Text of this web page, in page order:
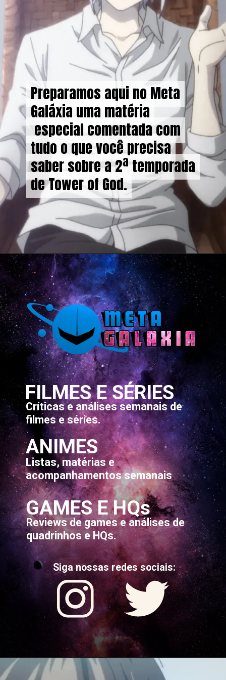
Preparamos aqui no Meta
Galáxia uma matéria
especial comentada com
tudo o que você precisa
saber sobre a 2ª temporada
de Tower of God.
Preparamos aqui no Meta
Galáxia uma matéria
especial comentada com
tudo o que você precisa
saber sobre a 2ª temporada
de Tower of God.
Opening https://metagalaxia.com.br/anime-e-manga/quando-e-onde-assistir-ao-episodio-6-da-2a-temporada-de-tower-of-god/
FILMES E SÉRIES
Críticas e análises semanais de
filmes e séries.
ANIMES
Listas, matérias e
acompanhamentos semanais
GAMES E HQs
Reviews de games e análises de
quadrinhos e HQs.
Siga nossas redes sociais: